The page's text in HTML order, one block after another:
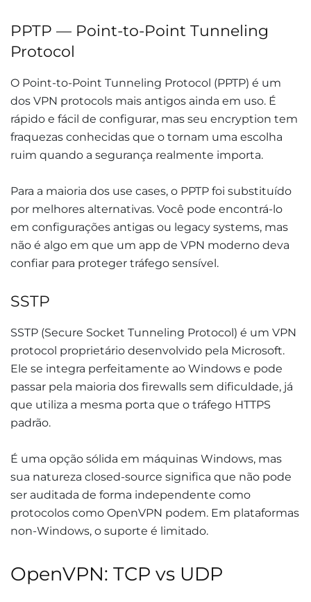
PPTP — Point-to-Point Tunneling
Protocol
O Point-to-Point Tunneling Protocol (PPTP) é um
dos VPN protocols mais antigos ainda em uso. É
rápido e fácil de configurar, mas seu encryption tem
fraquezas conhecidas que o tornam uma escolha
ruim quando a segurança realmente importa.
Para a maioria dos use cases, o PPTP foi substituído
por melhores alternativas. Você pode encontrá-lo
em configurações antigas ou legacy systems, mas
não é algo em que um app de VPN moderno deva
confiar para proteger tráfego sensível.
SSTP
SSTP (Secure Socket Tunneling Protocol) é um VPN
protocol proprietário desenvolvido pela Microsoft.
Ele se integra perfeitamente ao Windows e pode
passar pela maioria dos firewalls sem dificuldade, já
que utiliza a mesma porta que o tráfego HTTPS
padrão.
É uma opção sólida em máquinas Windows, mas
sua natureza closed-source significa que não pode
ser auditada de forma independente como
protocolos como OpenVPN podem. Em plataformas
non-Windows, o suporte é limitado.
OpenVPN: TCP vs UDP